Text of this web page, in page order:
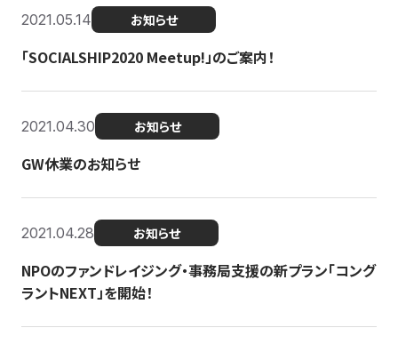
2021.05.14 お知らせ
「SOCIALSHIP2020 Meetup!」のご案内！
2021.04.30 お知らせ
GW休業のお知らせ
2021.04.28 お知らせ
NPOのファンドレイジング・事務局支援の新プラン「コング
ラントNEXT」を開始！